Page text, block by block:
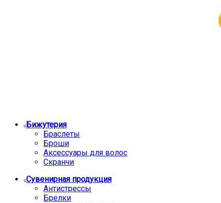
Бижутерия
Браслеты
Броши
Аксессуары для волос
Скранчи
Сувенирная продукция
Антистрессы
Брелки